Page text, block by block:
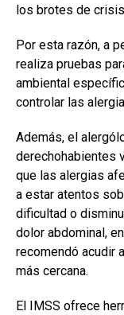
los brotes de
Por esta razón, a
realiza pruebas
ambiental
controlar las
Además, el
derechohabientes
que las alergias
a estar atentos
dificultad o
dolor abdominal,
recomendó acudir
más cercana.
El IMSS ofrece